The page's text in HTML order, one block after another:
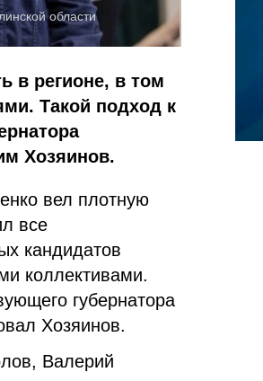
области
в регионе, в том
Такой подход к
Хозяинов.
вел плотную
все
кандидатов
коллективами.
губернатора
Хозяинов.
Валерий